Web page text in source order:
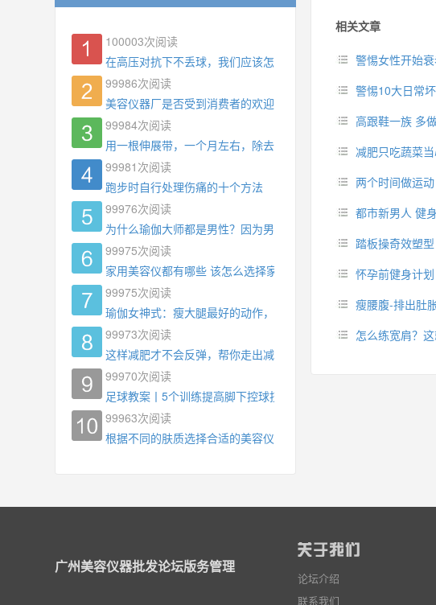
相关文章
警惕女性开始
警惕10大日常
高跟鞋一族 多
减肥只吃蔬菜
两个时间做运
都市新男人 健
踏板操奇效塑型
怀孕前健身计划
瘦腰腹-排出肚
怎么练宽肩？这
100003次阅读
在高压对抗下不丢球，我们应该怎么练?
99986次阅读
美容仪器厂是否受到消费者的欢迎
99984次阅读
用一根伸展带，一个月左右，除去了手臂拜拜肉，背也变薄了
99981 次阅读
跑步时自行处理伤痛的十个方法
99976次阅读
为什么瑜伽大师都是男性？因为男权，让女性失去同等的机会
99975次阅读
家用美容仪都有哪些 该怎么选择家用美容仪
99975次阅读
瑜伽女神式：瘦大腿最好的动作，没有之一，为什么你练了没效果
99973次阅读
这样减肥才不会反弹，帮你走出减肥瓶颈
99970次阅读
足球教案丨5个训练提高脚下控球技术
99963次阅读
根据不同的肤质选择合适的美容仪器
广州美容仪器批发论坛版务管理
论坛介绍
联系我们